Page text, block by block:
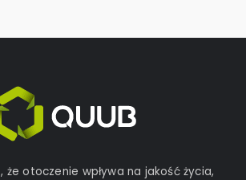
że otoczenie wpływa na jakość życia,